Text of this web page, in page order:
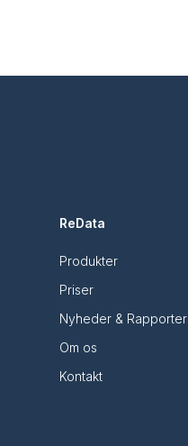
ReData
Produkter
Priser
Nyheder & Rapporter
Om os
Kontakt